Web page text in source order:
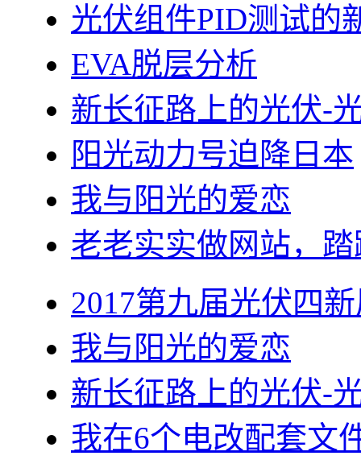
光伏组件PID测试的
EVA脱层分析
新长征路上的光伏-
阳光动力号迫降日本
我与阳光的爱恋
老老实实做网站，
2017第九届光伏四
我与阳光的爱恋
新长征路上的光伏-
我在6个电改配套文